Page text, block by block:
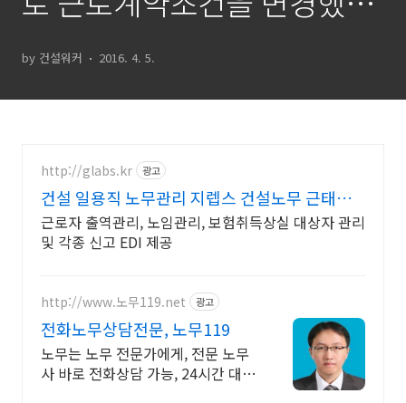
by 건설워커 2016. 4. 5.
http://glabs.kr 광고
건설 일용직 노무관리 지렙스 건설노무 근태관
리 솔루션
근로자 출역관리, 노임관리, 보험취득상실 대상자 관리
및 각종 신고 EDI 제공
http://www.노무119.net 광고
전화노무상담전문, 노무119
노무는 노무 전문가에게, 전문 노무
사 바로 전화상담 가능, 24시간 대기